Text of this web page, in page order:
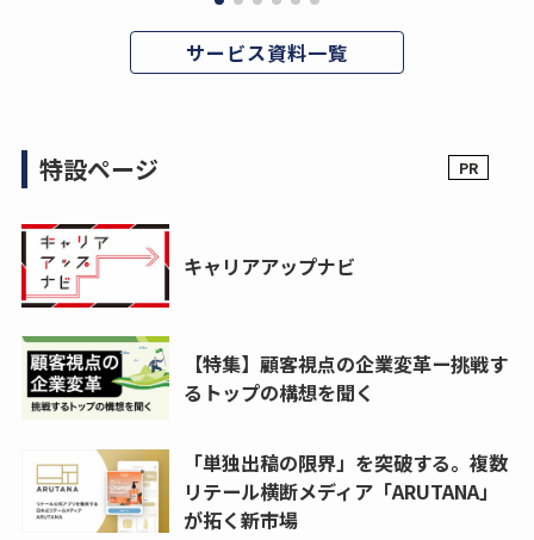
サービス資料一覧
特設ページ
キャリアアップナビ
【特集】顧客視点の企業変革ー挑戦す
るトップの構想を聞く
「単独出稿の限界」を突破する。複数
リテール横断メディア「ARUTANA」
が拓く新市場